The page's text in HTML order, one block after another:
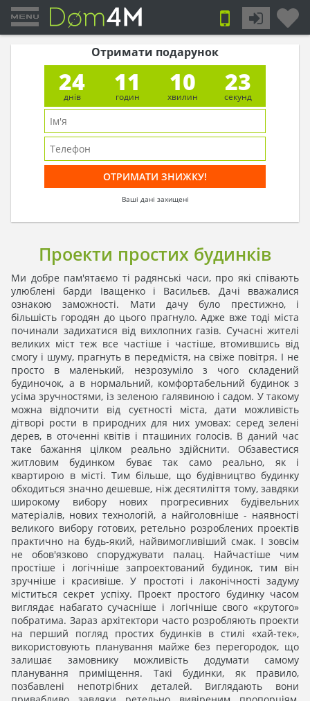
Отримати подарунок
24
днів
11
годин
10
хвилин
23
секунд
Ваші дані захищені
Проекти простих будинків
Ми добре пам'ятаємо ті радянські часи, про які співають
улюблені барди Іващенко і Васильєв. Дачі вважалися
ознакою заможності. Мати дачу було престижно, і
більшість городян до цього прагнуло. Адже вже тоді міста
починали задихатися від вихлопних газів. Сучасні жителі
великих міст теж все частіше і частіше, втомившись від
смогу і шуму, прагнуть в передмістя, на свіже повітря. І не
просто в маленький, незрозуміло з чого складений
будиночок, а в нормальний, комфортабельний будинок з
усіма зручностями, із зеленою галявиною і садом. У такому
можна відпочити від суєтності міста, дати можливість
дітворі рости в природних для них умовах: серед зелені
дерев, в оточенні квітів і пташиних голосів. В даний час
таке бажання цілком реально здійснити. Обзавестися
житловим будинком буває так само реально, як і
квартирою в місті. Тим більше, що будівництво будинку
обходиться значно дешевше, ніж десятиліття тому, завдяки
широкому вибору нових прогресивних будівельних
матеріалів, нових технологій, а найголовніше - наявності
великого вибору готових, ретельно розроблених проектів
практично на будь-який, найвимогливіший смак. І зовсім
не обов'язково споруджувати палац. Найчастіше чим
простіше і логічніше запроектований будинок, тим він
зручніше і красивіше. У простоті і лаконічності задуму
міститься секрет успіху. Проект простого будинку часом
виглядає набагато сучасніше і логічніше свого «крутого»
побратима. Зараз архітектори часто розробляють проекти
на перший погляд простих будинків в стилі «хай-тек»,
використовують планування майже без перегородок, що
залишає замовнику можливість додумати самому
планування приміщення. Такі будинки, як правило,
позбавлені непотрібних деталей. Виглядають вони